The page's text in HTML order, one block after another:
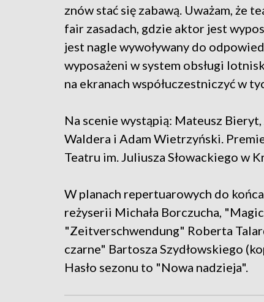
znów stać się zabawą. Uważam, że
fair zasadach, gdzie aktor jest
jest nagle wywoływany do
wyposażeni w system obsługi
na ekranach współuczestniczyć w
Na scenie wystąpią: Mateusz
Waldera i Adam Wietrzyński.
Teatru im. Juliusza Słowackiego w
W planach repertuarowych do
reżyserii Michała Borczucha,
"Zeitverschwendung" Roberta
czarne" Bartosza Szydłowskiego
Hasło sezonu to "Nowa nadzieja".